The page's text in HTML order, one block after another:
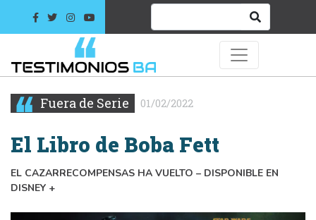
Fuera de Serie 01/02/2022
El Libro de Boba Fett
EL CAZARRECOMPENSAS HA VUELTO – DISPONIBLE EN
DISNEY +